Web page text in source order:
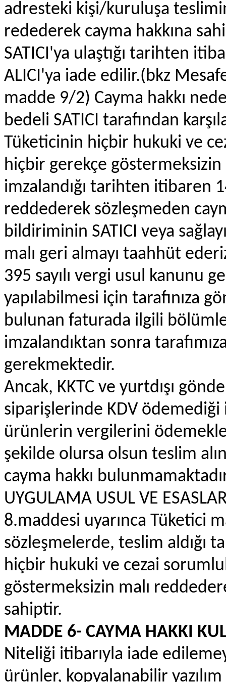
adresteki kişi/kuruluşa
redederek cayma hakkına
SATICI'ya ulaştığı tarihten
ALICI'ya iade edilir.(bkz
madde 9/2) Cayma hakkı
bedeli SATICI tarafından
Tüketicinin hiçbir hukuki ve
hiçbir gerekçe göstermeksizin
imzalandığı tarihten itibaren
reddederek sözleşmeden
bildiriminin SATICI veya
malı geri almayı taahhüt
395 sayılı vergi usul kanunu
yapılabilmesi için tarafınıza
bulunan faturada ilgili
imzalandıktan sonra
gerekmektedir.
Ancak, KKTC ve yurtdışı
siparişlerinde KDV
ürünlerin vergilerini
şekilde olursa olsun teslim
cayma hakkı
UYGULAMA USUL VE
8.maddesi uyarınca Tüketici
sözleşmelerde, teslim aldığı
hiçbir hukuki ve cezai
göstermeksizin malı
sahiptir.
MADDE 6- CAYMA HAKKI
Niteliği itibarıyla iade
ürünler, kopyalanabilir